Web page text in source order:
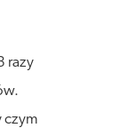
razy
czym